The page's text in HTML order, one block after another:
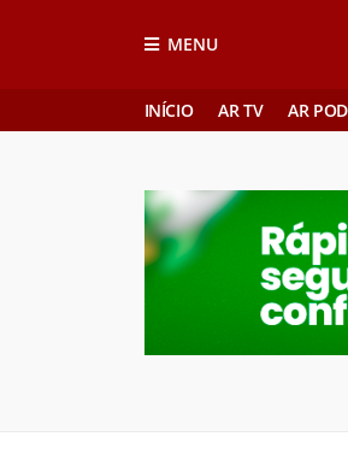
MENU
INÍCIO AR TV AR